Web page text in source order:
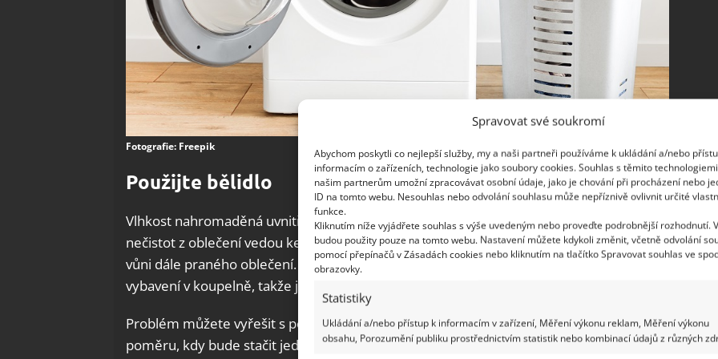
Spravovat své soukromí
Abychom poskytli co nejlepší služby, my a naši partneři používáme k ukládání a/nebo
informacím o zařízeních, technologie jako soubory cookies. Souhlas s těmito
našim partnerům umožní zpracovávat osobní údaje, jako je chování při procházení nebo
ID na tomto webu. Nesouhlas nebo odvolání souhlasu může nepříznivě ovlivnit určité
funkce.
Kliknutím níže vyjádřete souhlas s výše uvedeným nebo proveďte podrobnější rozhodnutí.
budou použity pouze na tomto webu. Nastavení můžete kdykoli změnit, včetně odvolání
pomocí přepínačů v Zásadách cookies nebo kliknutím na tlačítko Spravovat souhlas ve
obrazovky.
Statistiky
Ukládání a/nebo přístup k informacím v zařízení, Měření výkonu reklam, Měření výkonu
obsahu, Porozumění publiku prostřednictvím statistik nebo kombinací údajů z různých
Fotografie: Freepik
Použijte bělidlo
Vlhkost nahromaděná uvnitř bubnu pračky spolu se zbytky pracích prostředků a
nečistot z oblečení vedou ke vzniku nepříjemného zápachu. Ten následně poškozuje
vůni dále praného oblečení. Navíc zapáchající pračka není žádným příjemným kouskem
vybavení v koupelně, takže je dobré správně zakročit co nejdříve.
Problém můžete vyřešit s pomocí bělidla a vody. Tyto obě látky smíchejte ve stejném
poměru, kdy bude stačit jedna sklenice od každého. Do této připravené směsi dále